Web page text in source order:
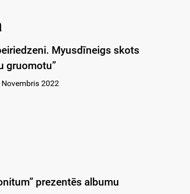
Myusdīneigs skots
gruomotu”
Novembris 2022
prezentēs albumu